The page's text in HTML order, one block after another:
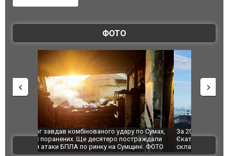
ФОТО
За 2000 кілометрів від кордону з Україною: в
Єкатеринбурзі після атаки дронів загорівся
склад Wildberries. ФОТО. ВІДЕО
"Мої
ВІДЕО